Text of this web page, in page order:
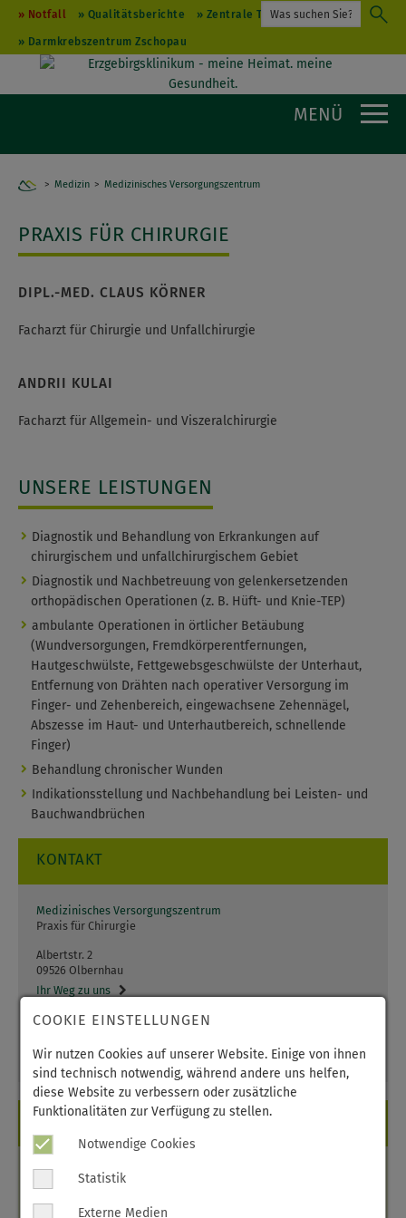
Notfall Qualitätsberichte Zentrale Terminvergabe
Darmkrebszentrum Zschopau
MENÜ
Home
Medizin Medizinisches Versorgungszentrum
PRAXIS FÜR CHIRURGIE
DIPL.-MED. CLAUS KÖRNER
Facharzt für Chirurgie und Unfallchirurgie
ANDRII KULAI
Facharzt für Allgemein- und Viszeralchirurgie
UNSERE LEISTUNGEN
Diagnostik und Behandlung von Erkrankungen auf
chirurgischem und unfallchirurgischem Gebiet
Diagnostik und Nachbetreuung von gelenkersetzenden
orthopädischen Operationen (z. B. Hüft- und Knie-TEP)
ambulante Operationen in örtlicher Betäubung
(Wundversorgungen, Fremdkörperentfernungen,
Hautgeschwülste, Fettgewebsgeschwülste der Unterhaut,
Entfernung von Drähten nach operativer Versorgung im
Finger- und Zehenbereich, eingewachsene Zehennägel,
Abszesse im Haut- und Unterhautbereich, schnellende
Finger)
Behandlung chronischer Wunden
Indikationsstellung und Nachbehandlung bei Leisten- und
Bauchwandbrüchen
KONTAKT
Medizinisches Versorgungszentrum
Praxis für Chirurgie
Albertstr. 2
09526 Olbernhau
Ihr Weg zu uns
Telefax:
037360 79946
E-Mail: nch.ol@mvz.erzgebirgsklinikum.de
BITTE BEACHTEN!
Die Sprechstunde von Dipl.-Med. Körner entfällt vom
02.07.-10.07.2026
COOKIE EINSTELLUNGEN
Wir nutzen Cookies auf unserer Website. Einige von ihnen
sind technisch notwendig, während andere uns helfen,
diese Website zu verbessern oder zusätzliche
Funktionalitäten zur Verfügung zu stellen.
Notwendige Cookies
Statistik
Externe Medien